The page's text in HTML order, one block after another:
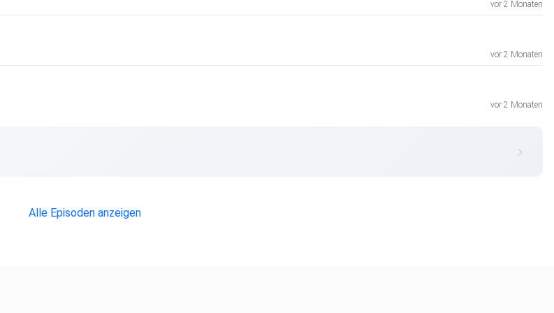
vor 2 Monaten
vor 2 Monaten
vor 2 Monaten
Alle Episoden anzeigen